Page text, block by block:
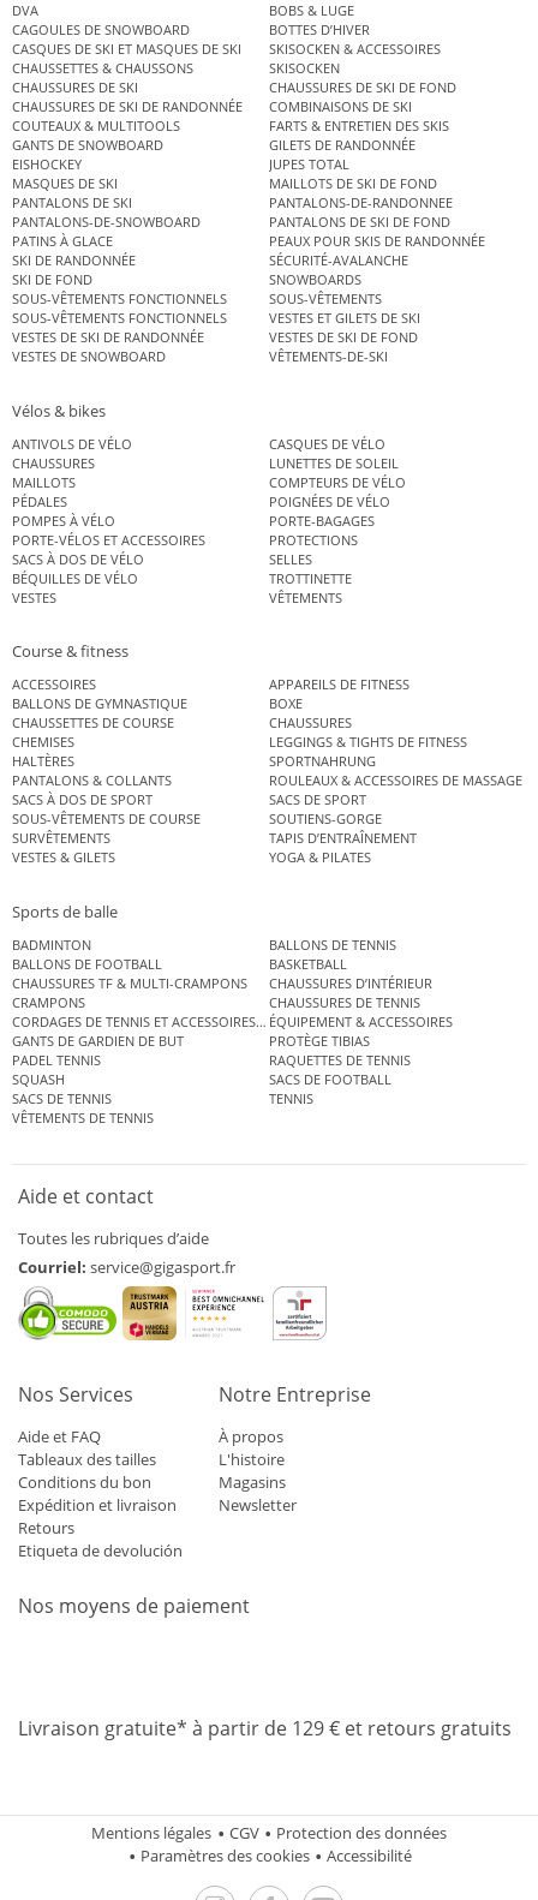
DVA
BOBS & LUGE
CAGOULES DE SNOWBOARD
BOTTES D’HIVER
CASQUES DE SKI ET MASQUES DE SKI
SKISOCKEN & ACCESSOIRES
CHAUSSETTES & CHAUSSONS
SKISOCKEN
CHAUSSURES DE SKI
CHAUSSURES DE SKI DE FOND
CHAUSSURES DE SKI DE RANDONNÉE
COMBINAISONS DE SKI
COUTEAUX & MULTITOOLS
FARTS & ENTRETIEN DES SKIS
GANTS DE SNOWBOARD
GILETS DE RANDONNÉE
EISHOCKEY
JUPES TOTAL
MASQUES DE SKI
MAILLOTS DE SKI DE FOND
PANTALONS DE SKI
PANTALONS-DE-RANDONNEE
PANTALONS-DE-SNOWBOARD
PANTALONS DE SKI DE FOND
PATINS À GLACE
PEAUX POUR SKIS DE RANDONNÉE
SKI DE RANDONNÉE
SÉCURITÉ-AVALANCHE
SKI DE FOND
SNOWBOARDS
SOUS-VÊTEMENTS FONCTIONNELS
SOUS-VÊTEMENTS
SOUS-VÊTEMENTS FONCTIONNELS
VESTES ET GILETS DE SKI
VESTES DE SKI DE RANDONNÉE
VESTES DE SKI DE FOND
VESTES DE SNOWBOARD
VÊTEMENTS-DE-SKI
Vélos & bikes
ANTIVOLS DE VÉLO
CASQUES DE VÉLO
CHAUSSURES
LUNETTES DE SOLEIL
MAILLOTS
COMPTEURS DE VÉLO
PÉDALES
POIGNÉES DE VÉLO
POMPES À VÉLO
PORTE-BAGAGES
PORTE-VÉLOS ET ACCESSOIRES
PROTECTIONS
SACS À DOS DE VÉLO
SELLES
BÉQUILLES DE VÉLO
TROTTINETTE
VESTES
VÊTEMENTS
Course & fitness
ACCESSOIRES
APPAREILS DE FITNESS
BALLONS DE GYMNASTIQUE
BOXE
CHAUSSETTES DE COURSE
CHAUSSURES
CHEMISES
LEGGINGS & TIGHTS DE FITNESS
HALTÈRES
SPORTNAHRUNG
PANTALONS & COLLANTS
ROULEAUX & ACCESSOIRES DE MASSAGE
SACS À DOS DE SPORT
SACS DE SPORT
SOUS-VÊTEMENTS DE COURSE
SOUTIENS-GORGE
SURVÊTEMENTS
TAPIS D’ENTRAÎNEMENT
VESTES & GILETS
YOGA & PILATES
Sports de balle
BADMINTON
BALLONS DE TENNIS
BALLONS DE FOOTBALL
BASKETBALL
CHAUSSURES TF & MULTI-CRAMPONS
CHAUSSURES D’INTÉRIEUR
CRAMPONS
CHAUSSURES DE TENNIS
CORDAGES DE TENNIS ET ACCESSOIRES DE TENNISÉQUIPEMENT & ACCESSOIRES
GANTS DE GARDIEN DE BUT
PROTÈGE TIBIAS
PADEL TENNIS
RAQUETTES DE TENNIS
SQUASH
SACS DE FOOTBALL
SACS DE TENNIS
TENNIS
VÊTEMENTS DE TENNIS
Aide et contact
Toutes les rubriques d’aide
Courriel: service@gigasport.fr
Nos Services
Aide et FAQ
Tableaux des tailles
Conditions du bon
Expédition et livraison
Retours
Etiqueta de devolución
Notre Entreprise
À propos
L'histoire
Magasins
Newsletter
Nos moyens de paiement
Livraison gratuite* à partir de 129 € et retours gratuits
Mentions légales CGV
Protection des données
Paramètres des cookies
Accessibilité